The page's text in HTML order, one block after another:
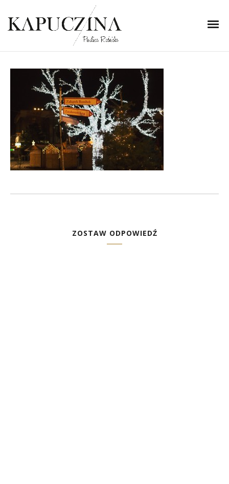
10 grudnia 2013
IMG_8586
Written by
ZOSTAW ODPOWIEDŹ